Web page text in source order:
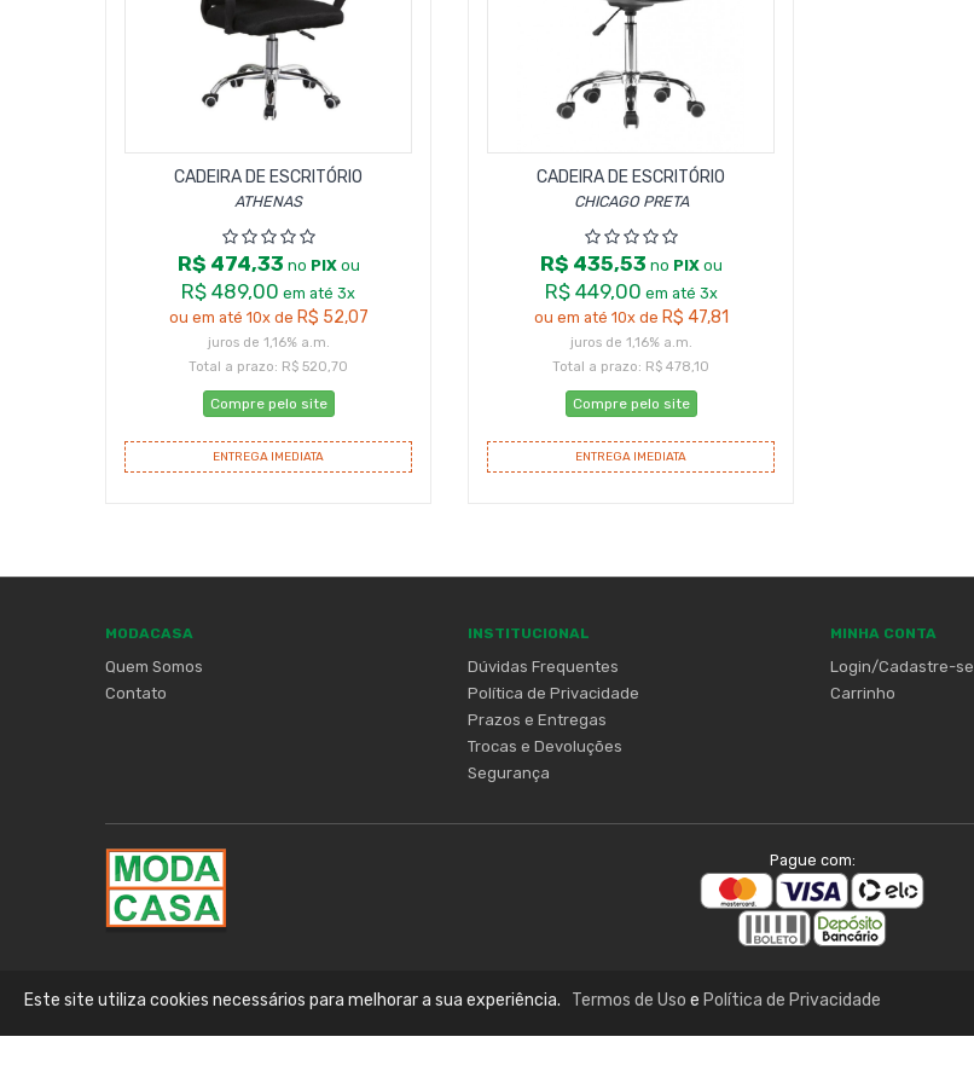
CADEIRA DE ESCRITÓRIO
ATHENAS
R$ 474,33 no PIXou
R$ 489,00 em até 3x
ou em até 10x de R$ 52,07
juros de 1,16% a.m.
Total a prazo: R$ 520,70
Compre pelo site
ENTREGA IMEDIATA
CADEIRA DE ESCRITÓRIO
CHICAGO PRETA
R$ 435,53 no PIXou
R$ 449,00 em até 3x
ou em até 10x de R$ 47,81
juros de 1,16% a.m.
Total a prazo: R$ 478,10
Compre pelo site
ENTREGA IMEDIATA
MODACASA
Quem Somos
Contato
INSTITUCIONAL
Dúvidas Frequentes
Política de Privacidade
Prazos e Entregas
Trocas e Devoluções
Segurança
MINHA CONTA
Login/Cadastre-se
Carrinho
Pague com:
Este site utiliza cookies necessários para melhorar a sua experiência. Termos de Uso e Política de Privacidade